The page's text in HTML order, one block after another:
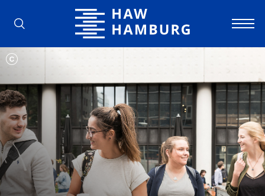
Hochschule für Angewandte